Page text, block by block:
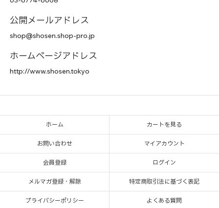
公開メールアドレス
shop@shosen.shop-pro.jp
ホームページアドレス
http://www.shosen.tokyo
ホーム カートを見る
お問い合わせ マイアカウント
会員登録 ログイン
メルマガ登録・解除 特定商取引法に基づく表記
プライバシーポリシー よくある質問